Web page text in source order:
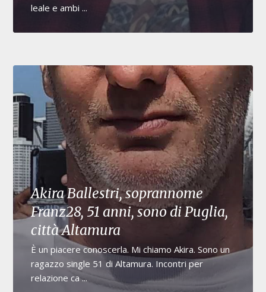
leale e ambi ...
Akira Ballestri, soprannome
Franz28, 51 anni, sono di Puglia,
città Altamura
È un piacere conoscerla. Mi chiamo Akira. Sono un
ragazzo single 51 di Altamura. Incontri per
relazione ca ...